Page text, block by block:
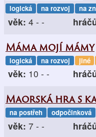
logická na rozvoj na
věk: 4 - -
Máma mojí mámy
logická na rozvoj jiné
věk: 10 - -
Maorská hra s
na postřeh odpočinková
věk: 7 - -